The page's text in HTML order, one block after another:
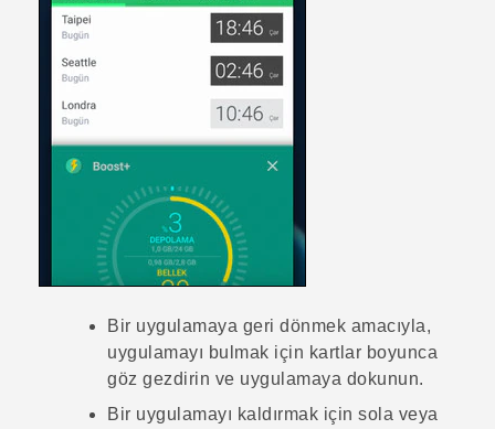
Bir uygulamaya geri dönmek amacıyla,
uygulamayı bulmak için kartlar boyunca
göz gezdirin ve uygulamaya dokunun.
Bir uygulamayı kaldırmak için sola veya